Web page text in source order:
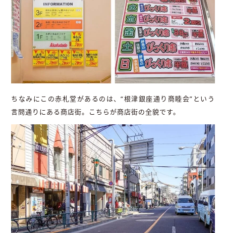
ちなみにこの赤札堂があるのは、“根津銀座通り商睦会”という
言問通りにある商店街。こちらが商店街の全貌です。